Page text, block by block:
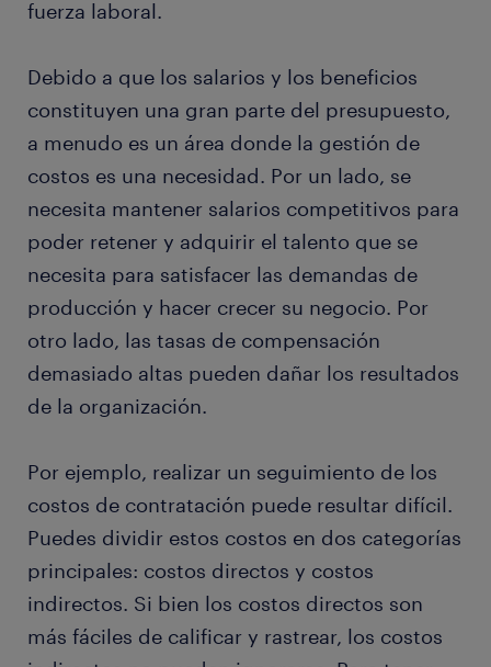
fuerza laboral.
Debido a que los salarios y los beneficios
constituyen una gran parte del presupuesto,
a menudo es un área donde la gestión de
costos es una necesidad. Por un lado, se
necesita mantener salarios competitivos para
poder retener y adquirir el talento que se
necesita para satisfacer las demandas de
producción y hacer crecer su negocio. Por
otro lado, las tasas de compensación
demasiado altas pueden dañar los resultados
de la organización.
Por ejemplo, realizar un seguimiento de los
costos de contratación puede resultar difícil.
Puedes dividir estos costos en dos categorías
principales: costos directos y costos
indirectos. Si bien los costos directos son
más fáciles de calificar y rastrear, los costos